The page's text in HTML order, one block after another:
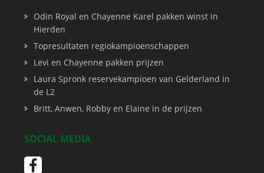
Odin Royal en Chayenne Karel pakken winst in
Hierden
Topresultaten regiokampioenschappen
Levi en Chayenne pakken prijzen
Laura Spronk reservekampioen van Gelderland in
de L2
Britt, Anwen, Robby en Elaine in de prijzen
SOCIAL MEDIA